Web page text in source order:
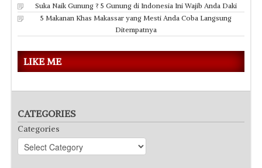
Suka Naik Gunung ? 5 Gunung di Indonesia Ini Wajib Anda Daki
5 Makanan Khas Makassar yang Mesti Anda Coba Langsung
Ditempatnya
LIKE ME
CATEGORIES
Categories